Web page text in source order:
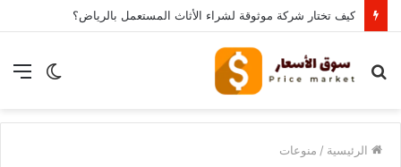
كيف تختار شركة موثوقة لشراء الأثاث المستعمل بالرياض؟
الوضع
بحث
الرئيسية / منوعات